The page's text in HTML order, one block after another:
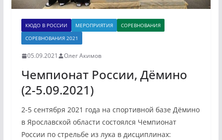
КЮДО В РОССИИ МЕРОПРИЯТИЯ
СОРЕВНОВАНИЯ
СОРЕВНОВАНИЯ 2021
05.09.2021 Олег Акимов
Чемпионат Росcии, Дёмино
(2-5.09.2021)
2-5 сентября 2021 года на спортивной базе Дёмино
в Ярославской области состоялся Чемпионат
России по стрельбе из лука в дисциплинах: